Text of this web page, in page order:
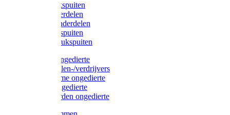
Gloria drukspuiten
Gloria onderdelen
Gardena onderdelen
Dario drukspuiten
Gardena drukspuiten
Diversen ongedierte
Insectenvallen-/verdrijvers
Protect Home ongedierte
Solabiol ongedierte
Protect Garden ongedierte